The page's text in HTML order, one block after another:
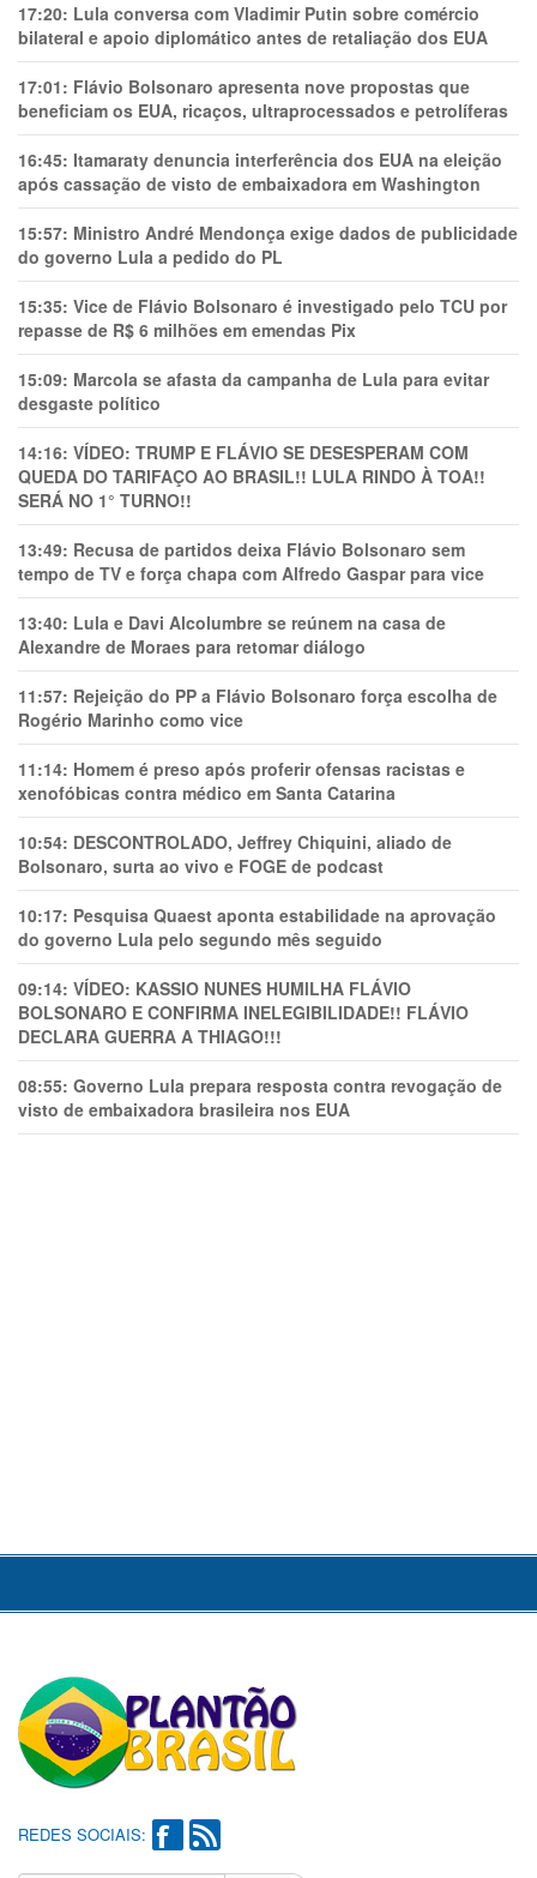
17:20: Lula conversa com Vladimir Putin sobre comércio
bilateral e apoio diplomático antes de retaliação dos EUA
17:01: Flávio Bolsonaro apresenta nove propostas que
beneficiam os EUA, ricaços, ultraprocessados e petrolíferas
16:45: Itamaraty denuncia interferência dos EUA na eleição
após cassação de visto de embaixadora em Washington
15:57: Ministro André Mendonça exige dados de publicidade
do governo Lula a pedido do PL
15:35: Vice de Flávio Bolsonaro é investigado pelo TCU por
repasse de R$ 6 milhões em emendas Pix
15:09: Marcola se afasta da campanha de Lula para evitar
desgaste político
14:16: VÍDEO: TRUMP E FLÁVIO SE DESESPERAM COM
QUEDA DO TARIFAÇO AO BRASIL!! LULA RINDO À TOA!!
SERÁ NO 1° TURNO!!
13:49: Recusa de partidos deixa Flávio Bolsonaro sem
tempo de TV e força chapa com Alfredo Gaspar para vice
13:40: Lula e Davi Alcolumbre se reúnem na casa de
Alexandre de Moraes para retomar diálogo
11:57: Rejeição do PP a Flávio Bolsonaro força escolha de
Rogério Marinho como vice
11:14: Homem é preso após proferir ofensas racistas e
xenofóbicas contra médico em Santa Catarina
10:54: DESCONTROLADO, Jeffrey Chiquini, aliado de
Bolsonaro, surta ao vivo e FOGE de podcast
10:17: Pesquisa Quaest aponta estabilidade na aprovação
do governo Lula pelo segundo mês seguido
09:14: VÍDEO: KASSIO NUNES HUMlLHA FLÁVIO
BOLSONARO E CONFIRMA INELEGIBILIDADE!! FLÁVIO
DECLARA GUERRA A THIAGO!!!
08:55: Governo Lula prepara resposta contra revogação de
visto de embaixadora brasileira nos EUA
REDES SOCIAIS: